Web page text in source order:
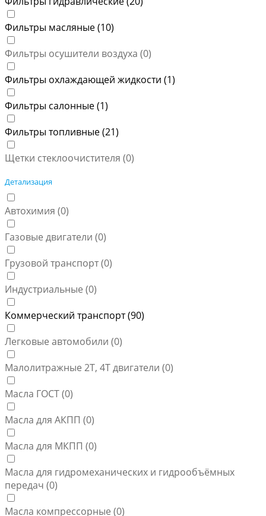
Фильтры масляные (10)
Фильтры осушители воздуха (0)
Фильтры охлаждающей жидкости (1)
Фильтры салонные (1)
Фильтры топливные (21)
Щетки стеклоочистителя (0)
Детализация
Автохимия (0)
Газовые двигатели (0)
Грузовой транспорт (0)
Индустриальные (0)
Коммерческий транспорт (90)
Легковые автомобили (0)
Малолитражные 2Т, 4Т двигатели (0)
Масла ГОСТ (0)
Масла для АКПП (0)
Масла для МКПП (0)
Масла для гидромеханических и гидрообъёмных
передач (0)
Масла компрессорные (0)